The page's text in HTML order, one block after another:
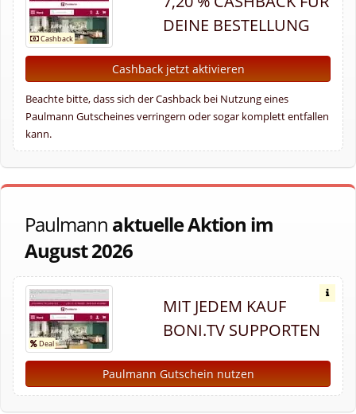
DEINE BESTELLUNG
Cashback jetzt aktivieren
Beachte bitte, dass sich der Cashback bei Nutzung eines
Paulmann Gutscheines verringern oder sogar komplett entfallen
kann.
Paulmann aktuelle Aktion im
August 2026
MIT JEDEM KAUF
BONI.TV SUPPORTEN
Paulmann Gutschein nutzen